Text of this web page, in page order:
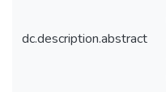
dc.description.abstract